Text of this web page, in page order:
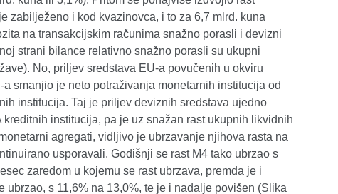
zabilježeno i kod kvazinovca, i to za 6,7 mlrd. kuna
na transakcijskim računima snažno porasli i devizni
strani bilance relativno snažno porasli su ukupni
No, priljev sredstava EU-a povučenih u okviru
smanjio je neto potraživanja monetarnih institucija od
institucija. Taj je priljev deviznih sredstava ujedno
institucija, pa je uz snažan rast ukupnih likvidnih
agregati, vidljivo je ubrzavanje njihova rasta na
usporavali. Godišnji se rast M4 tako ubrzao s
zaredom u kojemu se rast ubrzava, premda je i
s 11,6% na 13,0%, te je i nadalje povišen (Slika